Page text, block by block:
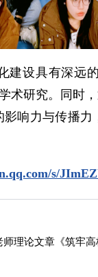
建设具有深远
术研究。同时
响力与传播
s/
理论文章《筑牢